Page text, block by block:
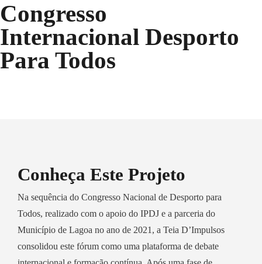
Congresso
Internacional Desporto
Para Todos
Conheça Este Projeto
Na sequência do Congresso Nacional de Desporto para
Todos, realizado com o apoio do IPDJ e a parceria do
Município de Lagoa no ano de 2021, a Teia D’Impulsos
consolidou este fórum como uma plataforma de debate